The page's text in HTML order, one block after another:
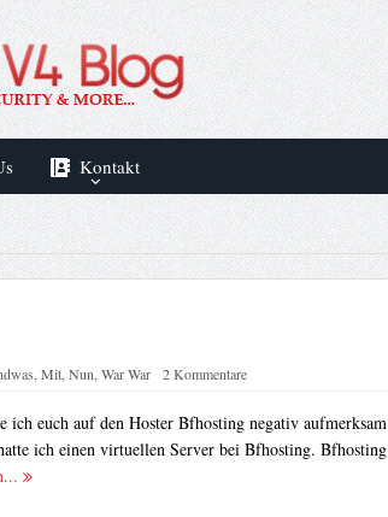
Kontakt
,Mit,Nun,War War 2 Kommentare
ich euch auf den Hoster Bfhosting negativ aufmerksam
ich einen virtuellen Server bei Bfhosting. Bfhosting